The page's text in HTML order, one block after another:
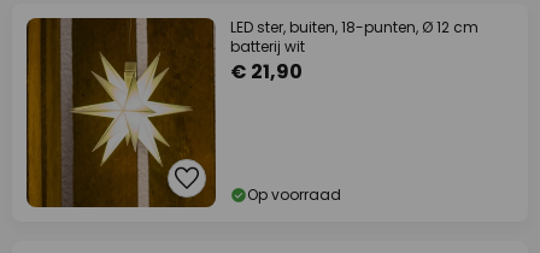
LED ster, buiten, 18-punten, Ø 12 cm
batterij wit
€ 21,90
Op voorraad